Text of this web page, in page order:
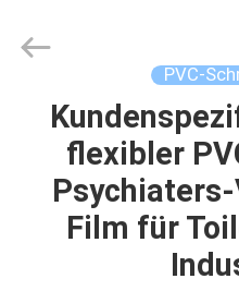
HAUS
PRODUKTE
Ltd..
PVC-
flexibler
Film für